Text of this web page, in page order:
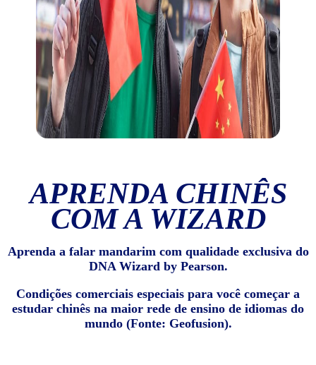
APRENDA CHINÊS
COM A WIZARD
Aprenda a falar mandarim com qualidade exclusiva do
DNA Wizard by Pearson.
Condições comerciais especiais para você começar a
estudar chinês na maior rede de ensino de idiomas do
mundo (Fonte: Geofusion).